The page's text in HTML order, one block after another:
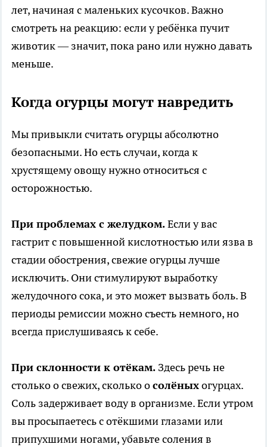
лет, начиная с маленьких кусочков. Важно
смотреть на реакцию: если у ребёнка пучит
животик — значит, пока рано или нужно давать
меньше.
Когда огурцы могут навредить
Мы привыкли считать огурцы абсолютно
безопасными. Но есть случаи, когда к
хрустящему овощу нужно относиться с
осторожностью.
При проблемах с желудком.Если у вас
гастрит с повышенной кислотностью или язва в
стадии обострения, свежие огурцы лучше
исключить. Они стимулируют выработку
желудочного сока, и это может вызвать боль. В
периоды ремиссии можно съесть немного, но
всегда прислушиваясь к себе.
При склонности к отёкам. Здесь речь не
столько о свежих, сколько осолёныхогурцах.
Соль задерживает воду в организме. Если утром
вы просыпаетесь с отёкшими глазами или
припухшими ногами, убавьте соления в